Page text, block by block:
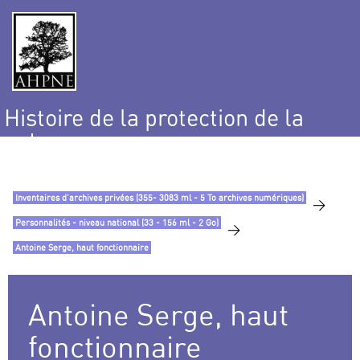
Histoire de la protection de la
nature
Inventaires d’archives privées (355- 3083 ml - 5 To archives numériques) >
Personnalités - niveau national (33 - 156 ml - 2 Go) >
Antoine Serge, haut fonctionnaire
Antoine Serge, haut
fonctionnaire